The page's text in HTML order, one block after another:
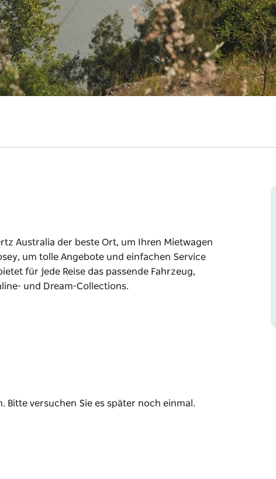
Australia der beste Ort, um Ihren Mietwagen
um tolle Angebote und einfachen Service
für jede Reise das passende Fahrzeug,
und Dream-Collections.
um tolle Angebote und einfachen Service
Bitte versuchen Sie es später noch einmal.